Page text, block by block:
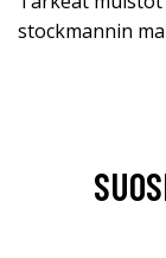
stockmannin